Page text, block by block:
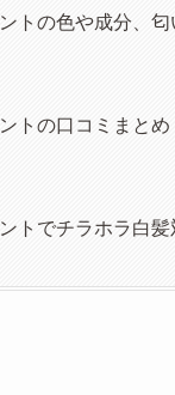
トの色や成分、匂
トの口コミまとめ
トでチラホラ白髪